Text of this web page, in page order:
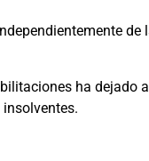
de
ha dejado